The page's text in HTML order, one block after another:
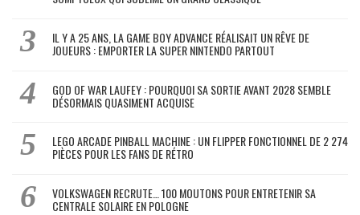
IL Y A 25 ANS, LA GAME BOY ADVANCE RÉALISAIT UN RÊVE DE
JOUEURS : EMPORTER LA SUPER NINTENDO PARTOUT
GOD OF WAR LAUFEY : POURQUOI SA SORTIE AVANT 2028 SEMBLE
DÉSORMAIS QUASIMENT ACQUISE
LEGO ARCADE PINBALL MACHINE : UN FLIPPER FONCTIONNEL DE 2 274
PIÈCES POUR LES FANS DE RÉTRO
VOLKSWAGEN RECRUTE… 100 MOUTONS POUR ENTRETENIR SA
CENTRALE SOLAIRE EN POLOGNE